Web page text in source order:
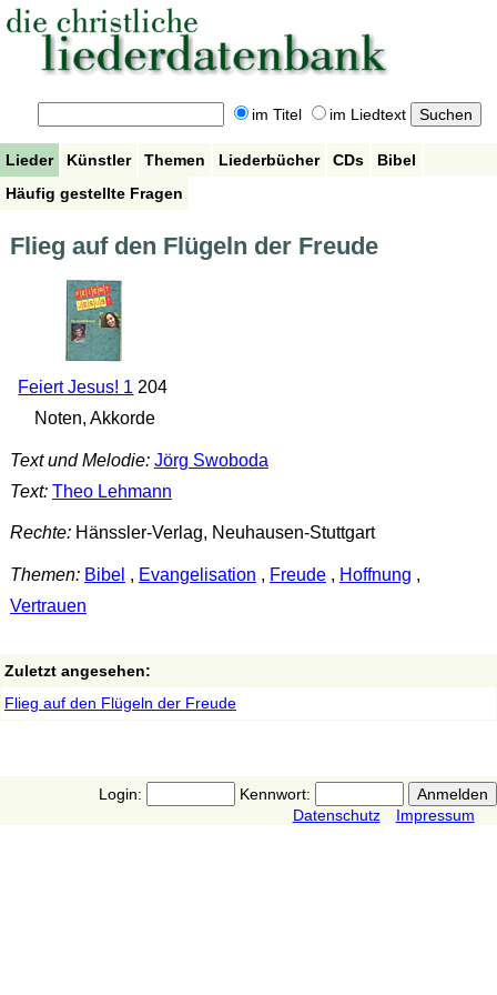
im Titel im Liedtext
Lieder Künstler Themen Liederbücher CDs
Bibel
Häufig gestellte Fragen
Flieg auf den Flügeln der Freude
Feiert Jesus! 1 204
Noten, Akkorde
Text und Melodie: Jörg Swoboda
Text: Theo Lehmann
Rechte:Hänssler-Verlag, Neuhausen-Stuttgart
Themen: Bibel , Evangelisation , Freude, Hoffnung ,
Vertrauen
Zuletzt angesehen:
Flieg auf den Flügeln der Freude
Login:
Kennwort:
Datenschutz
Impressum